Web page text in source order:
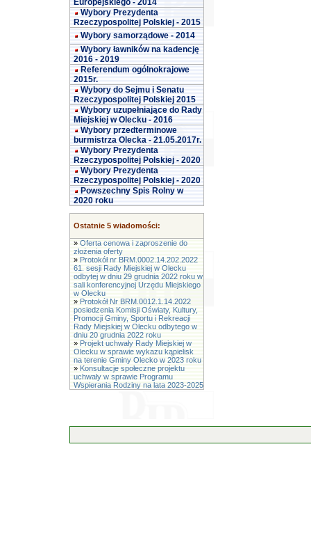
Europejskiego - 2014
Wybory Prezydenta
Rzeczypospolitej Polskiej - 2015
Wybory samorządowe - 2014
Wybory ławników na kadencję
2016 - 2019
Referendum ogólnokrajowe
2015r.
Wybory do Sejmu i Senatu
Rzeczypospolitej Polskiej 2015
Wybory uzupełniające do Rady
Miejskiej w Olecku - 2016
Wybory przedterminowe
burmistrza Olecka - 21.05.2017r.
Wybory Prezydenta
Rzeczypospolitej Polskiej - 2020
Wybory Prezydenta
Rzeczypospolitej Polskiej - 2020
Powszechny Spis Rolny w
2020 roku
Ostatnie 5 wiadomości:
» Oferta cenowa i zaproszenie do
złożenia oferty
» Protokół nr BRM.0002.14.202.2022
61. sesji Rady Miejskiej w Olecku
odbytej w dniu 29 grudnia 2022 roku w
sali konferencyjnej Urzędu Miejskiego
w Olecku
» Protokół Nr BRM.0012.1.14.2022
posiedzenia Komisji Oświaty, Kultury,
Promocji Gminy, Sportu i Rekreacji
Rady Miejskiej w Olecku odbytego w
dniu 20 grudnia 2022 roku
» Projekt uchwały Rady Miejskiej w
Olecku w sprawie wykazu kąpielisk
na terenie Gminy Olecko w 2023 roku
» Konsultacje społeczne projektu
uchwały w sprawie Programu
Wspierania Rodziny na lata 2023-2025